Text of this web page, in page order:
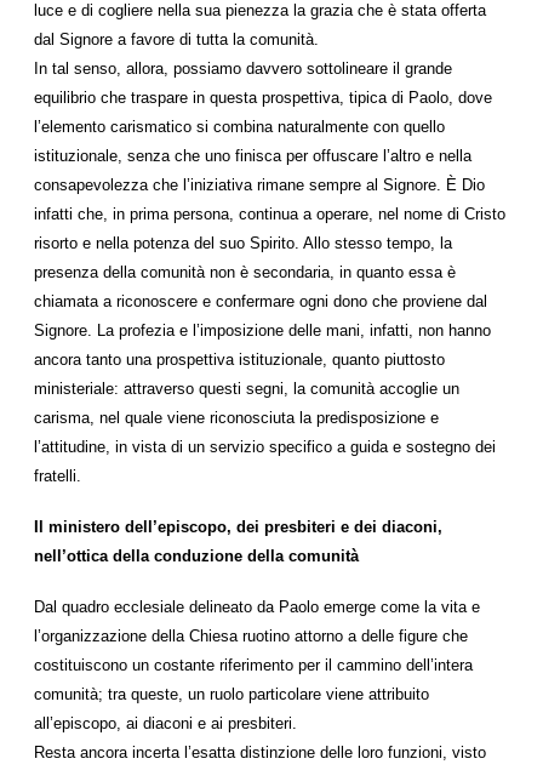
luce e di cogliere nella sua pienezza la grazia che è stata offerta
dal Signore a favore di tutta la comunità.
In tal senso, allora, possiamo davvero sottolineare il grande
equilibrio che traspare in questa prospettiva, tipica di Paolo, dove
l’elemento carismatico si combina naturalmente con quello
istituzionale, senza che uno finisca per offuscare l’altro e nella
consapevolezza che l’iniziativa rimane sempre al Signore. È Dio
infatti che, in prima persona, continua a operare, nel nome di Cristo
risorto e nella potenza del suo Spirito. Allo stesso tempo, la
presenza della comunità non è secondaria, in quanto essa è
chiamata a riconoscere e confermare ogni dono che proviene dal
Signore. La profezia e l’imposizione delle mani, infatti, non hanno
ancora tanto una prospettiva istituzionale, quanto piuttosto
ministeriale: attraverso questi segni, la comunità accoglie un
carisma, nel quale viene riconosciuta la predisposizione e
l’attitudine, in vista di un servizio specifico a guida e sostegno dei
fratelli.
Il ministero dell’episcopo, dei presbiteri e dei diaconi,
nell’ottica della conduzione della comunità
Dal quadro ecclesiale delineato da Paolo emerge come la vita e
l’organizzazione della Chiesa ruotino attorno a delle figure che
costituiscono un costante riferimento per il cammino dell’intera
comunità; tra queste, un ruolo particolare viene attribuito
all’episcopo, ai diaconi e ai presbiteri.
Resta ancora incerta l’esatta distinzione delle loro funzioni, visto